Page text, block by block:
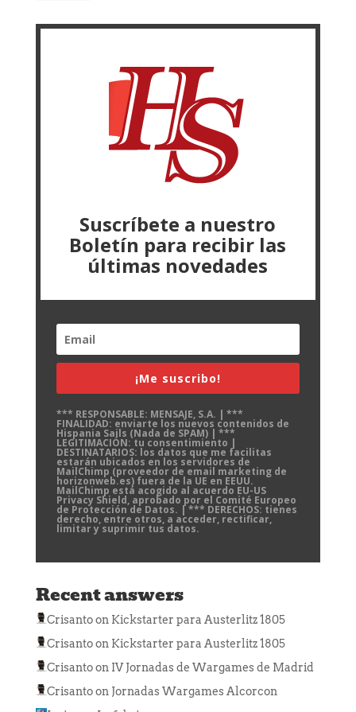
Suscríbete a nuestro
Boletín para recibir las
últimas novedades
¡Me suscribo!
*** RESPONSABLE: MENSAJE, S.A. | ***
FINALIDAD: enviarte los nuevos contenidos de
Hispania Sails (Nada de SPAM) | ***
LEGITIMACIÓN: tu consentimiento |
DESTINATARIOS: los datos que me facilitas
estarán ubicados en los servidores de
MailChimp (proveedor de email marketing de
horizonweb.es) fuera de la UE en EEUU.
MailChimp está acogido al acuerdo EU-US
Privacy Shield, aprobado por el Comité Europeo
de Protección de Datos. | *** DERECHOS: tienes
derecho, entre otros, a acceder, rectificar,
limitar y suprimir tus datos.
Recent answers
Crisantoon Kickstarter para Austerlitz 1805
Crisantoon Kickstarter para Austerlitz 1805
Crisantoon IV Jornadas de Wargames de Madrid
Crisantoon Jornadas Wargames Alcorcon